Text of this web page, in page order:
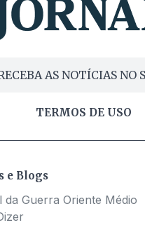
AS NOTÍCIAS NO
TERMOS DE USO
e Blogs
da Guerra Oriente Médio